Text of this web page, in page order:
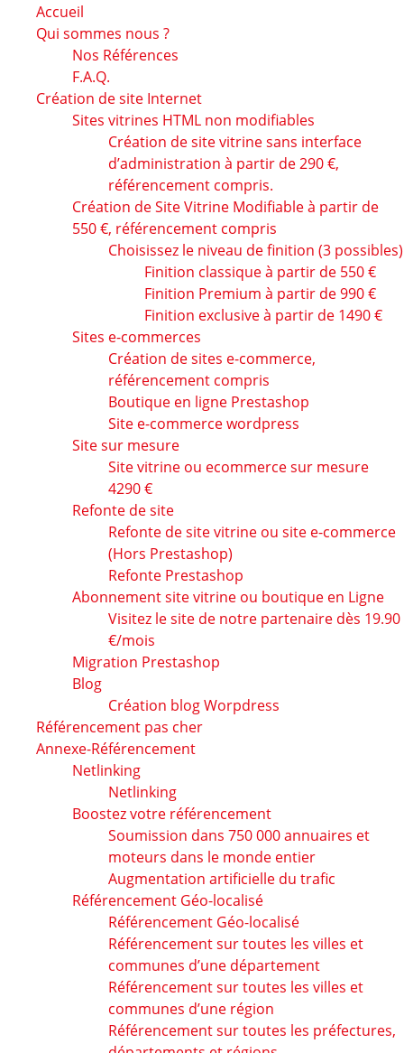
Accueil
Qui sommes nous ?
Nos Références
F.A.Q.
Création de site Internet
Sites vitrines HTML non modifiables
Création de site vitrine sans interface
d’administration à partir de 290 €,
référencement compris.
Création de Site Vitrine Modifiable à partir de
550 €, référencement compris
Choisissez le niveau de finition (3 possibles)
Finition classique à partir de 550 €
Finition Premium à partir de 990 €
Finition exclusive à partir de 1490 €
Sites e-commerces
Création de sites e-commerce,
référencement compris
Boutique en ligne Prestashop
Site e-commerce wordpress
Site sur mesure
Site vitrine ou ecommerce sur mesure
4290 €
Refonte de site
Refonte de site vitrine ou site e-commerce
(Hors Prestashop)
Refonte Prestashop
Abonnement site vitrine ou boutique en Ligne
Visitez le site de notre partenaire dès 19.90
€/mois
Migration Prestashop
Blog
Création blog Worpdress
Référencement pas cher
Annexe-Référencement
Netlinking
Netlinking
Boostez votre référencement
Soumission dans 750 000 annuaires et
moteurs dans le monde entier
Augmentation artificielle du trafic
Référencement Géo-localisé
Référencement Géo-localisé
Référencement sur toutes les villes et
communes d’une département
Référencement sur toutes les villes et
communes d’une région
Référencement sur toutes les préfectures,